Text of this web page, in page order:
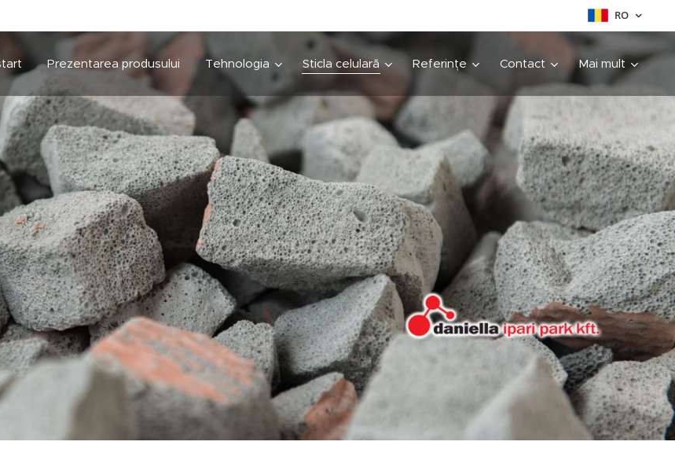
RO
Prezentarea produsului Tehnologia Sticla celulară Referințe Contact Mai mult